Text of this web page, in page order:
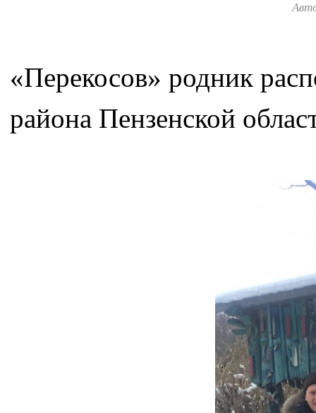
«Перекосов» родник
района Пензенской